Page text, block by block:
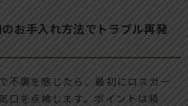
お手入れ方法でトラブル再発
不調を感じたら、最初にロスガー
口を点検します。ポイントは頻